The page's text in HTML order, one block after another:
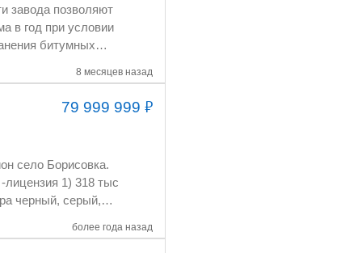
8 месяцев назад
- 7-20 т/ч
79 999 999₽
более года назад